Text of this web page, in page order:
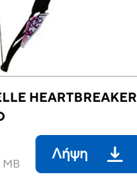
HEARTBREAKER
MB
Λήψη